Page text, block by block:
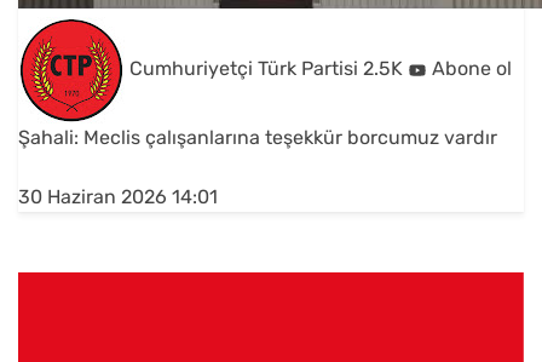
Cumhuriyetçi Türk Partisi 2.5K Abone ol
Şahali: Meclis çalışanlarına teşekkür borcumuz vardır
30 Haziran 2026 14:01